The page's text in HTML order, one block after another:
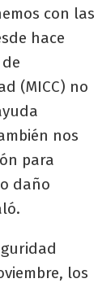
con las
hace
(MICC) no
nos
para
daño
los